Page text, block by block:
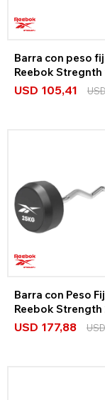
Barra con peso
Reebok Stregnth
USD 105,41
Barra con Peso
Reebok Strength
USD 177,88 USD